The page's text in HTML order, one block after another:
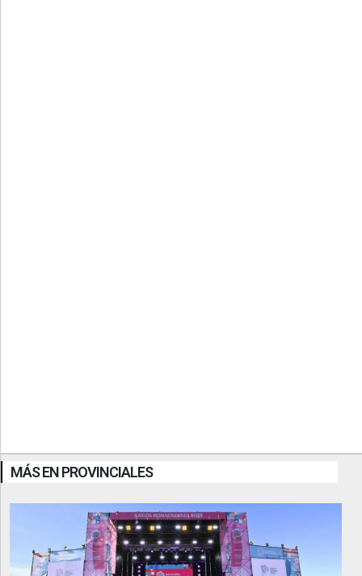
MÁS EN PROVINCIALES